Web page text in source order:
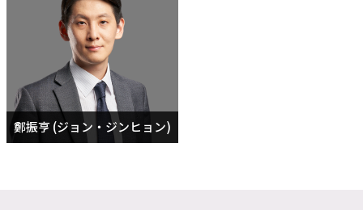
鄭振亨 (ジョン・ジンヒョン)